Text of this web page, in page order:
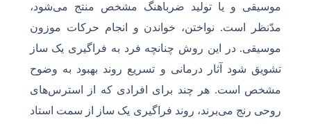
موسیقی و یا تولید ضرباهنگ مشخص منتج می‌شود،
مدّنظر است. نواختن، خواندن و انجام حرکات موزون
موسیقی. در این روش چنانچه فرد به فراگیری یک ساز
تشویق شود آثار درمانی و تسریع روند بهبود به وضوح
مشخص است. هر چند برای افرادی که از استرس‌های
روحی رنج می‌برند، روند فراگیری یک ساز از سمت استاد